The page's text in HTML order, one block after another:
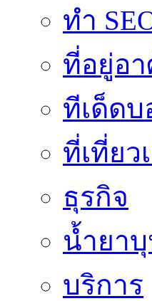
ทำ
ที่อยู่อา
ทีเด็ดบ
ที่เที่ยว
ธุรกิจ
น้ำยา
บริการ